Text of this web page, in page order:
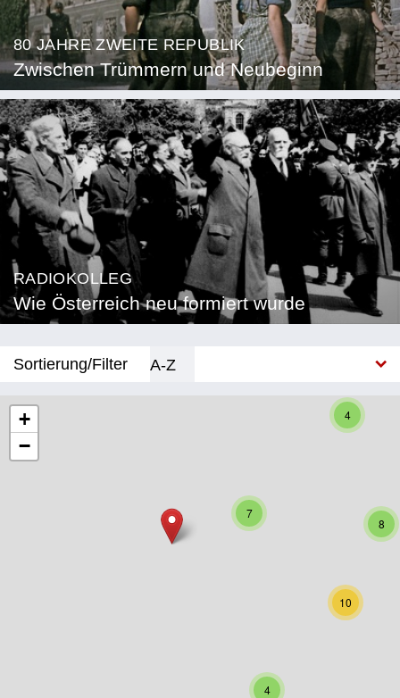
80 JAHRE ZWEITE REPUBLIK
Zwischen Trümmern und Neubeginn
RADIOKOLLEG
Wie Österreich neu formiert wurde
Sortierung/Filter
A-Z
Kärnten
10
7
4
4
8
+
−